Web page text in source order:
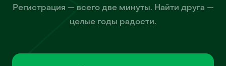
Регистрация — всего две минуты. Найти друга —
целые годы радости.